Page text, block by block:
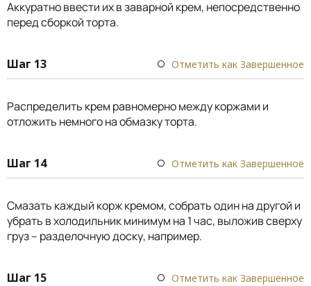
Аккуратно ввести их в заварной крем, непосредственно
перед сборкой торта.
Шаг 13 Отметить как Завершенное
Распределить крем равномерно между коржами и
отложить немного на обмазку торта.
Шаг 14 Отметить как Завершенное
Смазать каждый корж кремом, собрать один на другой и
убрать в холодильник минимум на 1 час, выложив сверху
груз – разделочную доску, например.
Шаг 15 Отметить как Завершенное